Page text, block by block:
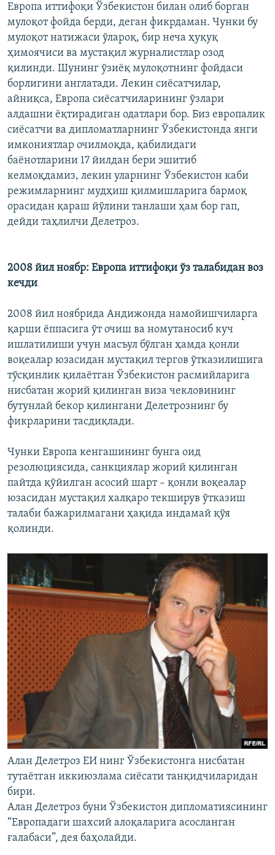
Европа иттифоқи Ўзбекистон билан олиб борган
мулоқот фойда берди, деган фикрдаман. Чунки бу
мулоқот натижаси ўлароқ, бир неча ҳуқуқ
ҳимоячиси ва мустақил журналистлар озод
қилинди. Шунинг ўзиёқ мулоқотнинг фойдаси
борлигини англатади. Лекин сиёсатчилар,
айниқса, Европа сиёсатчиларининг ўзлари
алдашни ёқтирадиган одатлари бор. Биз европалик
сиёсатчи ва дипломатларнинг Ўзбекистонда янги
имкониятлар очилмоқда, қабилидаги
баёнотларини 17 йилдан бери эшитиб
келмоқдамиз, лекин уларнинг Ўзбекистон каби
режимларнинг мудҳиш қилмишларига бармоқ
орасидан қараш йўлини танлаши ҳам бор гап,
дейди таҳлилчи Делетроз.
2008 йил ноябр: Европа иттифоқи ўз талабидан воз
кечди
2008 йил ноябрида Андижонда намойишчиларга
қарши ëппасига ўт очиш ва номутаносиб куч
ишлатилиши учун масъул бўлган ҳамда қонли
воқеалар юзасидан мустақил тергов ўтказилишига
тўсқинлик қилаётган Ўзбекистон расмийларига
нисбатан жорий қилинган виза чекловининг
бутунлай бекор қилингани Делетрознинг бу
фикрларини тасдиқлади.
Чунки Европа кенгашининг бунга оид
резолюциясида, санкциялар жорий қилинган
пайтда қўйилган асосий шарт – қонли воқеалар
юзасидан мустақил халқаро текширув ўтказиш
талаби бажарилмагани ҳақида индамай қўя
қолинди.
Алан Делетроз ЕИ нинг Ўзбекистонга нисбатан
тутаëтган иккиюзлама сиëсати танқидчиларидан
бири.
Алан Делетроз буни Ўзбекистон дипломатиясининг
“Европадаги шахсий алоқаларига асосланган
ғалабаси”, дея баҳолайди.